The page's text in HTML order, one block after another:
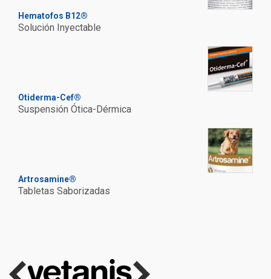
Hematofos B12®
Solución Inyectable
Otiderma-Cef®
Suspensión Ótica-Dérmica
Artrosamine®
Tabletas Saborizadas